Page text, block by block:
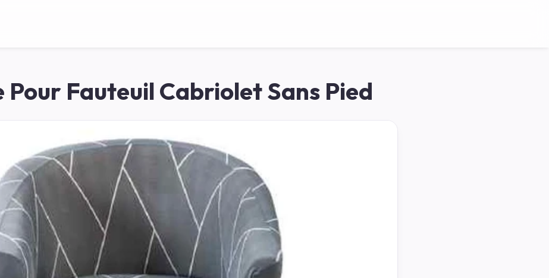
Pour Fauteuil Cabriolet Sans Pied